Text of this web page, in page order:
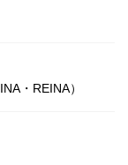
・REINA）